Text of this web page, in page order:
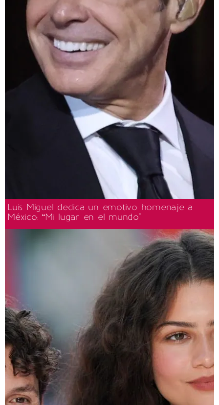
Luis Miguel dedica un emotivo homenaje a
México: “Mi lugar en el mundo"